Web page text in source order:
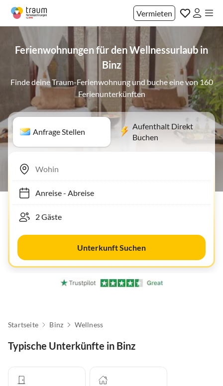
Vermieten
Ferienwohnungen für den Wellnessurlaub in
Binz
Finde deine Traum-Ferienwohnung und buche eine von 160
Ferienunterkünften
Anfrage Stellen
Aufenthalt Direkt
Buchen
Anreise- Abreise
Unterkunft Suchen
Startseite Binz Wellness
Typische Unterkünfte in Binz